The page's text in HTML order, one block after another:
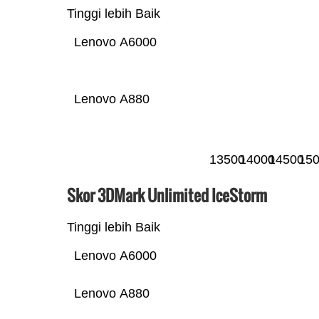
Tinggi lebih Baik
Lenovo A880
Lenovo A6000
135001400014500
Skor 3DMark Unlimited IceStorm
Tinggi lebih Baik
Lenovo A880
Lenovo A6000